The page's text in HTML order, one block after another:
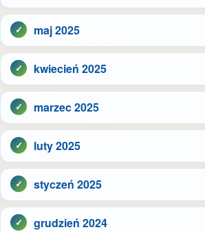
maj 2025
kwiecień 2025
marzec 2025
luty 2025
styczeń 2025
grudzień 2024